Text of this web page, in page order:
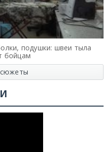
подушки: швеи тыла
бойцам